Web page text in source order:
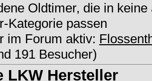
Oldtimer, die in keine
Kategorie passen
im Forum aktiv:
191 Besucher)
LKW Hersteller